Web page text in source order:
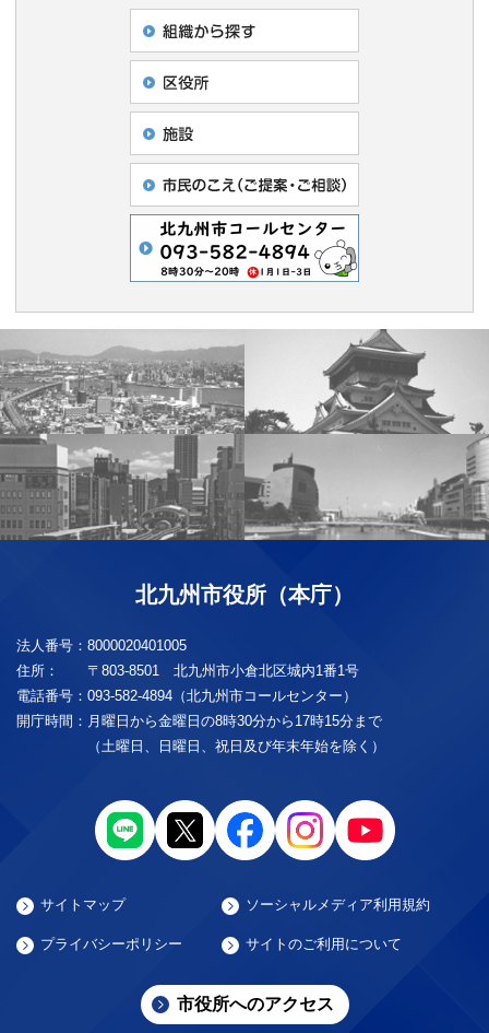
北九州市役所（本庁）
法人番号： 8000020401005
住所：
〒803-8501 北九州市小倉北区城内1番1号
電話番号： 093-582-4894（北九州市コールセンター）
開庁時間： 月曜日から金曜日の8時30分から17時15分まで
（土曜日、日曜日、祝日及び年末年始を除く）
サイトマップ ソーシャルメディア利用規約
プライバシーポリシー サイトのご利用について
市役所へのアクセス